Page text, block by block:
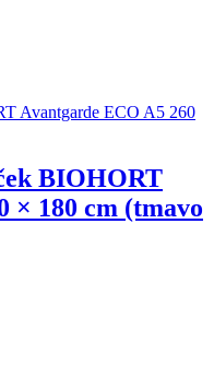
BIOHORT
× 180 cm (tmavo